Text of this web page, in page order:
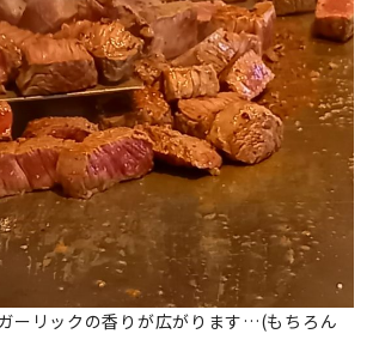
ーリックの香りが広がります…(もちろん